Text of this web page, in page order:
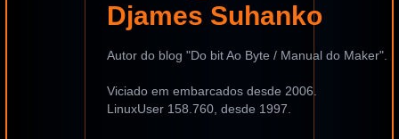
Djames Suhanko
Autor do blog "Do bit Ao Byte / Manual do Maker".
Viciado em embarcados desde 2006.
LinuxUser 158.760, desde 1997.